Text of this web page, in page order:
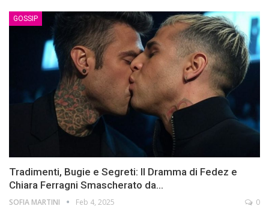
GOSSIP
Tradimenti, Bugie e Segreti: Il Dramma di Fedez e
Chiara Ferragni Smascherato da…
SOFIA MARTINI Feb 4, 2025 0